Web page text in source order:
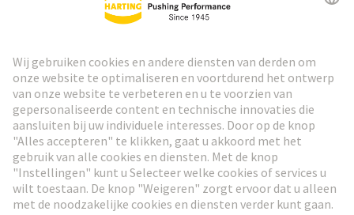
Ga naar registratie
Social Media